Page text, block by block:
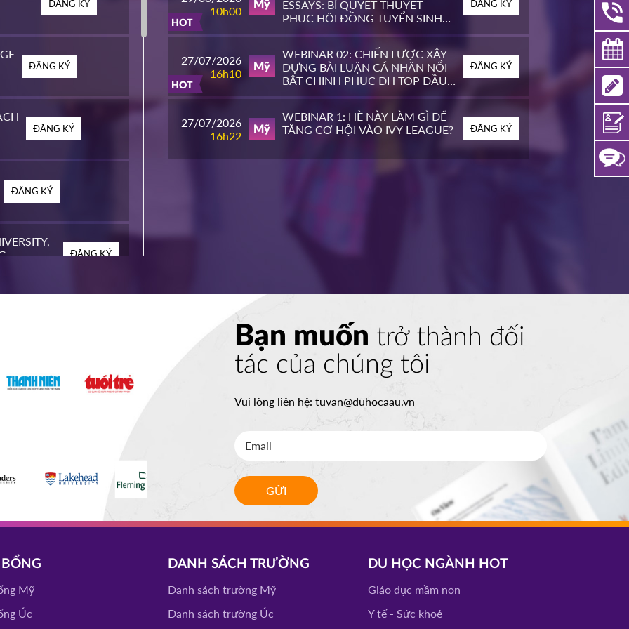
ĐĂNG KÝ
ĐĂNG KÝ
ĐĂNG KÝ
ĐĂNG KÝ
ĐĂNG KÝ
ĐĂNG KÝ
HOT
10h00
Mỹ
ESSAYS: BÍ QUYẾT THUYẾT
PHỤC HỘI ĐỒNG TUYỂN SINH
ĐH TOP ĐẦU MỸ
ĐĂNG KÝ
HOT
27/07/2026
16h10
Mỹ
WEBINAR 02: CHIẾN LƯỢC XÂY
DỰNG BÀI LUẬN CÁ NHÂN NỔI
BẬT CHINH PHỤC ĐH TOP ĐẦU
MỸ
ĐĂNG KÝ
27/07/2026
16h22
Mỹ
WEBINAR 1: HÈ NÀY LÀM GÌ ĐỂ
TĂNG CƠ HỘI VÀO IVY LEAGUE?
ĐĂNG KÝ
Bạn muốn trở thành đối
tác của chúng tôi
Vui lòng liên hệ: tuvan@duhocaau.vn
GỬI
Mỹ
Úc
DANH SÁCH TRƯỜNG
Danh sách trường Mỹ
Danh sách trường Úc
DU HỌC NGÀNH HOT
Giáo dục mầm non
Y tế - Sức khoẻ